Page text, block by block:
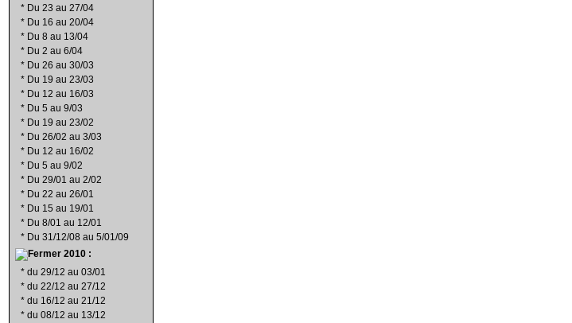
* Du 23 au 27/04
* Du 16 au 20/04
* Du 8 au 13/04
* Du 2 au 6/04
* Du 26 au 30/03
* Du 19 au 23/03
* Du 12 au 16/03
* Du 5 au 9/03
* Du 19 au 23/02
* Du 26/02 au 3/03
* Du 12 au 16/02
* Du 5 au 9/02
* Du 29/01 au 2/02
* Du 22 au 26/01
* Du 15 au 19/01
* Du 8/01 au 12/01
* Du 31/12/08 au 5/01/09
2010 :
* du 29/12 au 03/01
* du 22/12 au 27/12
* du 16/12 au 21/12
* du 08/12 au 13/12